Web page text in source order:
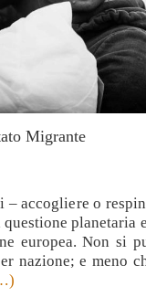
Migrante
accogliere o
planetaria
europea. Non si
nazione; e meno